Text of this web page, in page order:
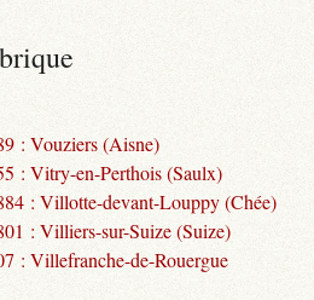
: Vouziers (Aisne)
: Vitry-en-Perthois (Saulx)
: Villotte-devant-Louppy (Chée)
: Villiers-sur-Suize (Suize)
: Villefranche-de-Rouergue